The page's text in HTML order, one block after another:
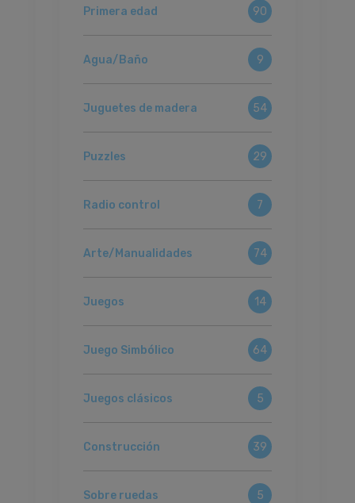
Primera edad 90
Agua/Baño 9
Juguetes de madera 54
Puzzles 29
Radio control 7
Arte/Manualidades 74
Juegos 14
Juego Simbólico 64
Juegos clásicos 5
Construcción 39
Sobre ruedas 5